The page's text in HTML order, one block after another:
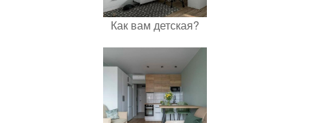
Как вам детская?